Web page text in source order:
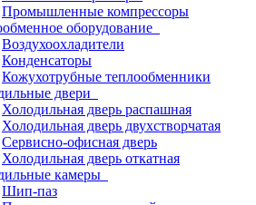
Промышленные компрессоры
оборудование
Воздухоохладители
Конденсаторы
Кожухотрубные теплообменники
двери
Холодильная дверь распашная
Холодильная дверь двухстворчатая
Сервисно-офисная дверь
Холодильная дверь откатная
камеры
Шип-паз